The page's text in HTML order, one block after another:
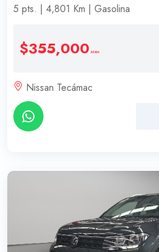
5 pts. | 4,801 Km | Gasolina
$355,000 MXN
Nissan Tecámac